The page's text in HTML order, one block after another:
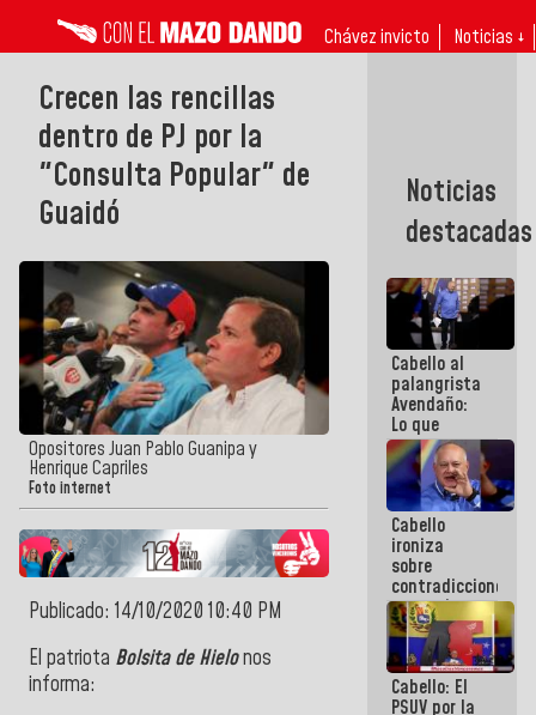
Chávez invicto Noticias ↓
Crecen las rencillas
dentro de PJ por la
"Consulta Popular" de
Guaidó
Opositores Juan Pablo Guanipa y
Henrique Capriles
Foto internet
Publicado: 14/10/2020 10:40 PM
El patriota Bolsita de Hielonos
informa:
Noticias
destacadas
Cabello al
palangrista
Avendaño:
Lo que
vayas a
escribir
hazlo hoy
por que no
sabemos si
la semana
que viene
hay
programa
Cabello
ironiza
sobre
contradicciones
y mentiras
de María
Machado:
¡Créanle!
Cabello: El
PSUV por la